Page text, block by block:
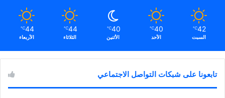
42
℃
السبت
40
℃
الأحد
40
℃
الأثنين
44
℃
الثلاثاء
44
℃
الأربعاء
تابعونا على شبكات التواصل الاجتماعي